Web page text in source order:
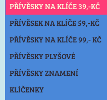
PŘÍVĚSKY NA KLÍČE 39,-KČ
PŘÍVĚSEK NA KLÍČE 59,-KČ
PŘÍVĚSKY NA KLÍČE 99,- KČ
PŘÍVĚSKY PLYŠOVÉ
PŘÍVĚSKY ZNAMENÍ
KLÍČENKY